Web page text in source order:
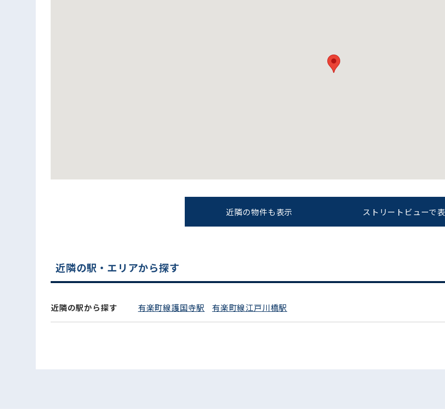
スムーズにご案内できます
0120-620-213
平日 9:00〜18:00
近隣の物件も表示 ストリートビューで
近隣の駅・エリアから探す
近隣の駅から探す 有楽町線護国寺駅 有楽町線江戸川橋駅